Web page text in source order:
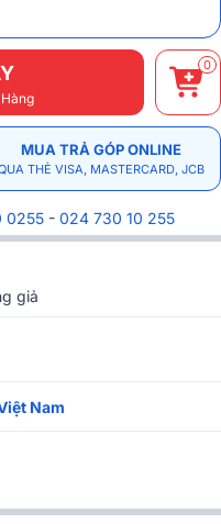
0
MUA TRẢ GÓP ONLINE
THẺ VISA, MASTERCARD, JCB
0255 - 024 730 10 255
giả
Nam